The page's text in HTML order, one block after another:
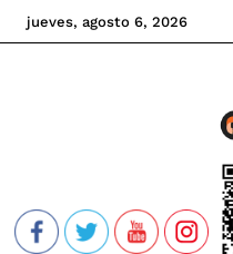
jueves, agosto 6, 2026